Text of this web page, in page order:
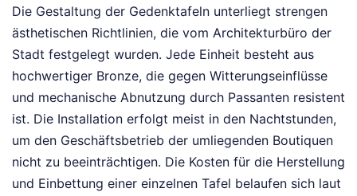
Die Gestaltung der Gedenktafeln unterliegt strengen
ästhetischen Richtlinien, die vom Architekturbüro der
Stadt festgelegt wurden. Jede Einheit besteht aus
hochwertiger Bronze, die gegen Witterungseinflüsse
und mechanische Abnutzung durch Passanten resistent
ist. Die Installation erfolgt meist in den Nachtstunden,
um den Geschäftsbetrieb der umliegenden Boutiquen
nicht zu beeinträchtigen. Die Kosten für die Herstellung
und Einbettung einer einzelnen Tafel belaufen sich laut